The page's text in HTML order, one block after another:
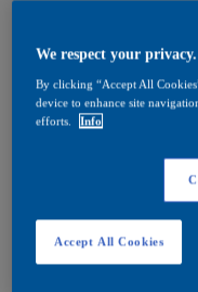
Quick Search
Quick
Exterior
Exterior
Podkład
We respect your privacy.
By clicking “Accept All
device to enhance site
efforts.
Info
Accept All Cookies